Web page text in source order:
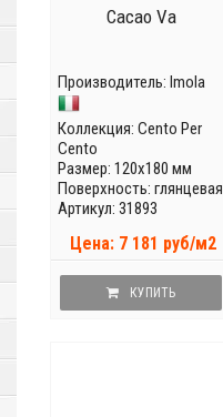
Cacao Va
Производитель: Imola
Коллекция: Cento Per
Cento
Размер: 120x180 мм
Поверхность: глянцевая
Артикул: 31893
Цена: 7 181 руб/м2
КУПИТЬ